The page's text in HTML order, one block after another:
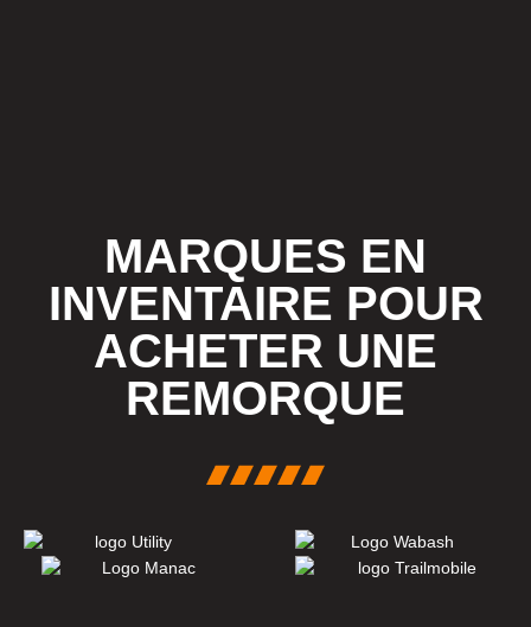
MARQUES EN
INVENTAIRE POUR
ACHETER UNE
REMORQUE